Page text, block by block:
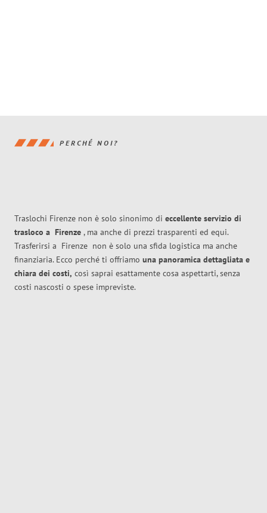
PERCHÉ NOI?
Traslochi Firenze non è solo sinonimo di eccellente servizio di
trasloco a Firenze , ma anche di prezzi trasparenti ed equi.
Trasferirsi a Firenze non è solo una sfida logistica ma anche
finanziaria. Ecco perché ti offriamo una panoramica dettagliata e
chiara dei costi, così saprai esattamente cosa aspettarti, senza
costi nascosti o spese impreviste.